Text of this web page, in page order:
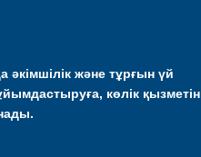
әкімшілік және тұрғын үй
көлік қызметін